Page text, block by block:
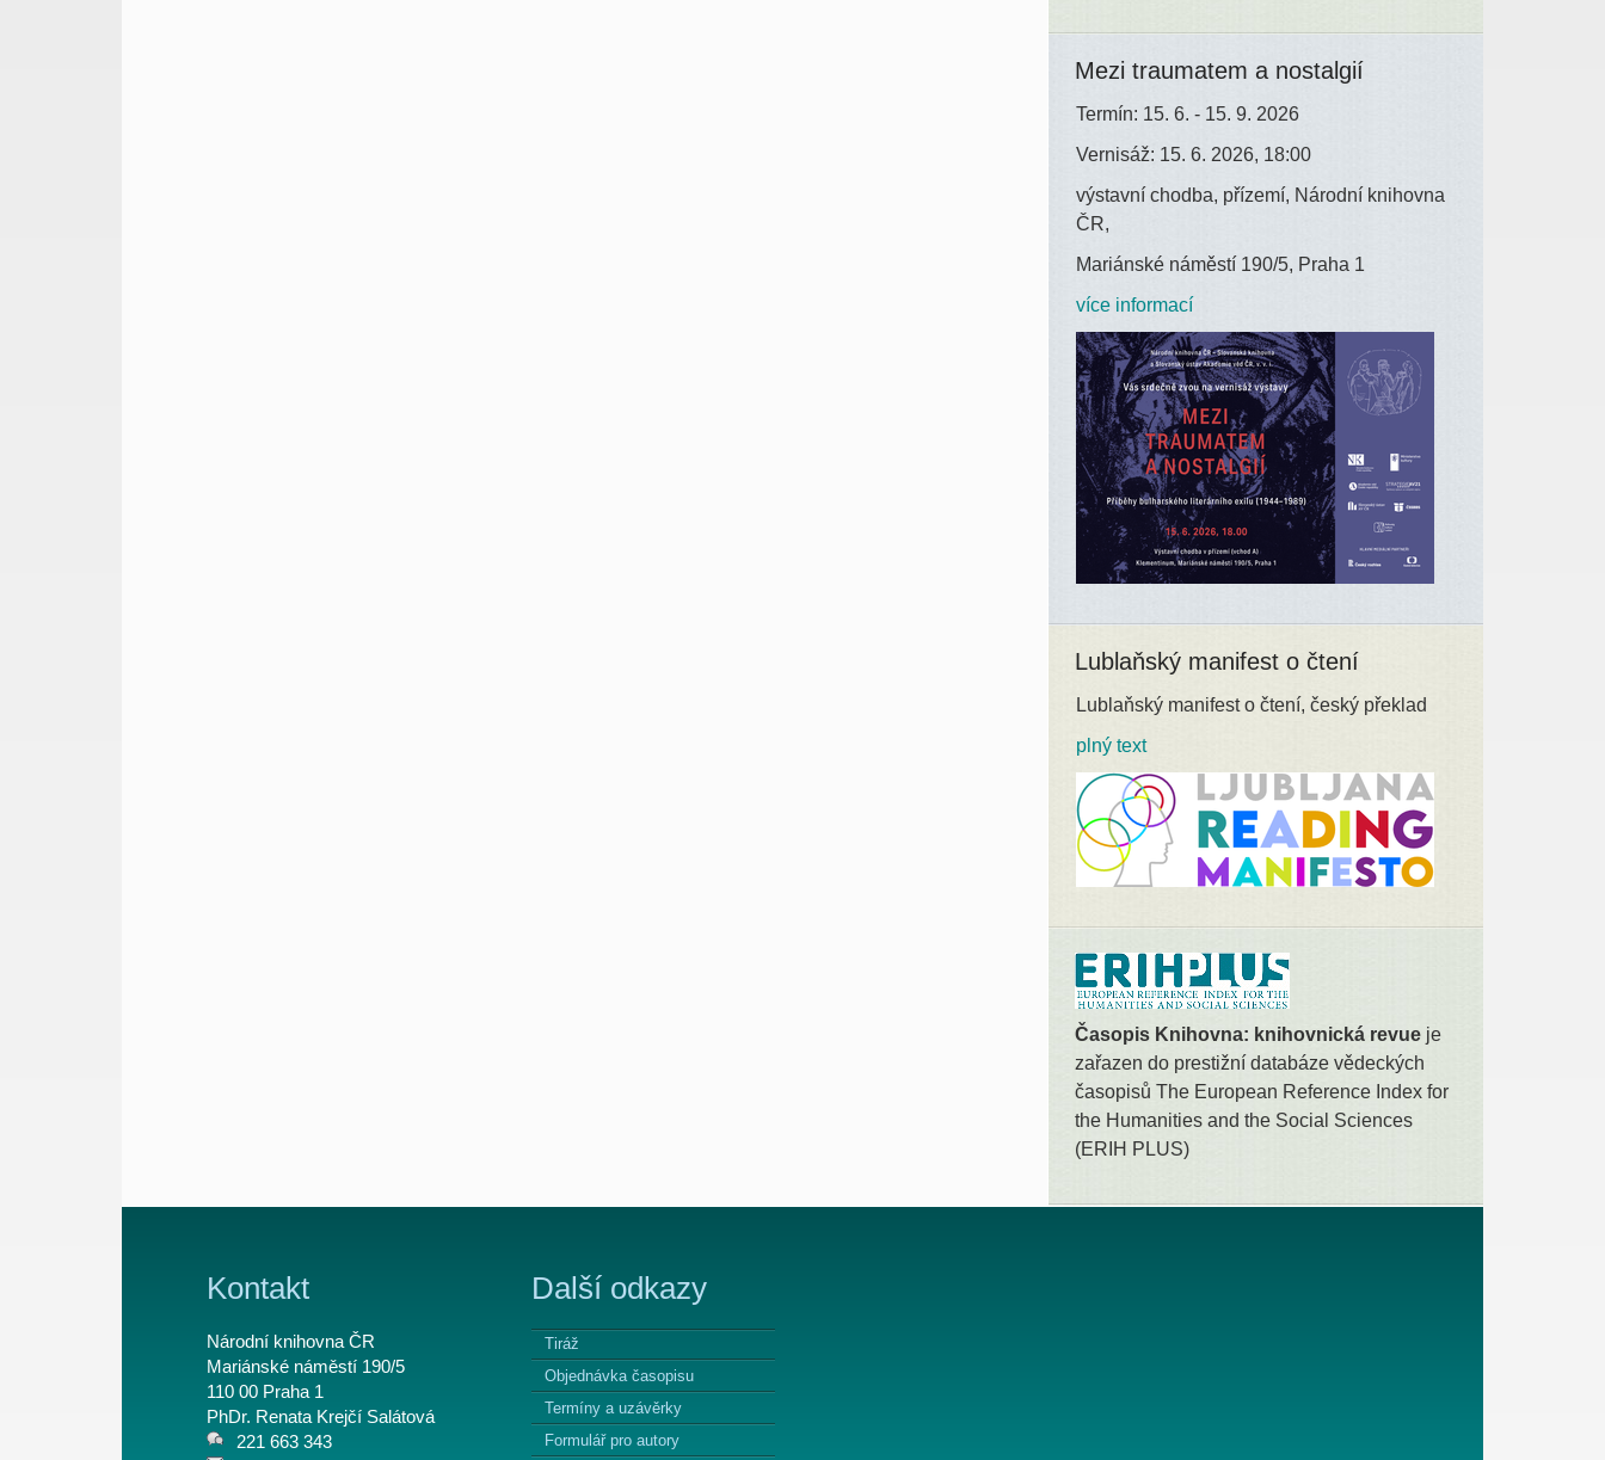
Mezi traumatem a nostalgií
Termín: 15. 6. - 15. 9. 2026
Vernisáž: 15. 6. 2026, 18:00
výstavní chodba, přízemí, Národní knihovna
ČR,
Mariánské náměstí 190/5, Praha 1
více informací
Lublaňský manifest o čtení
Lublaňský manifest o čtení, český překlad
plný text
Časopis Knihovna: knihovnická revue je
zařazen do prestižní databáze vědeckých
časopisů The European Reference Index for
the Humanities and the Social Sciences
(ERIH PLUS)
Kontakt
Národní knihovna ČR
Mariánské náměstí 190/5
110 00 Praha 1
PhDr. Renata Krejčí Salátová
221 663 343
Další odkazy
Tiráž
Objednávka časopisu
Termíny a uzávěrky
Formulář pro autory